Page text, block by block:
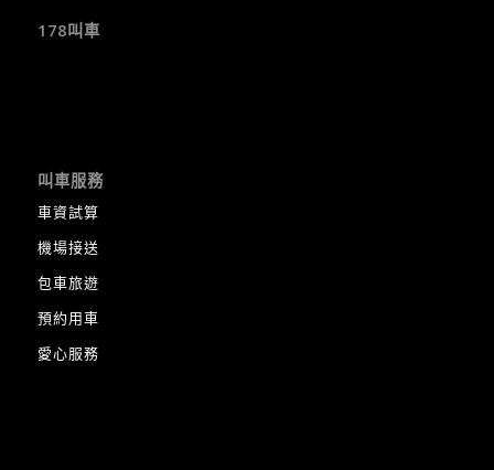
178叫車
叫車服務
車資試算
機場接送
包車旅遊
預約用車
愛心服務